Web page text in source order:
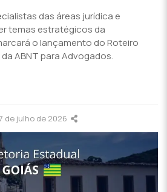
das áreas jurídica e
temas estratégicos da
o lançamento do Roteiro
ABNT para Advogados.
de julho de 2026